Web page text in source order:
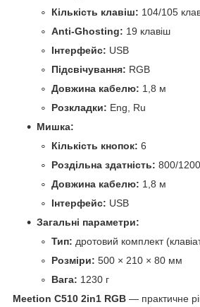
Кількість клавіш: 104/105
Anti-Ghosting: 19 клавіш
Інтерфейс: USB
Підсвічування: RGB
Довжина кабелю: 1,8 м
Розкладки: Eng, Ru
Мишка:
Кількість кнопок: 6
Роздільна здатність: 800/
Довжина кабелю: 1,8 м
Інтерфейс: USB
Загальні параметри:
Тип: дротовий комплект
Розміри: 500 × 210 × 80 мм
Вага: 1230 г
Meetion C510 2in1 RGB — практичне